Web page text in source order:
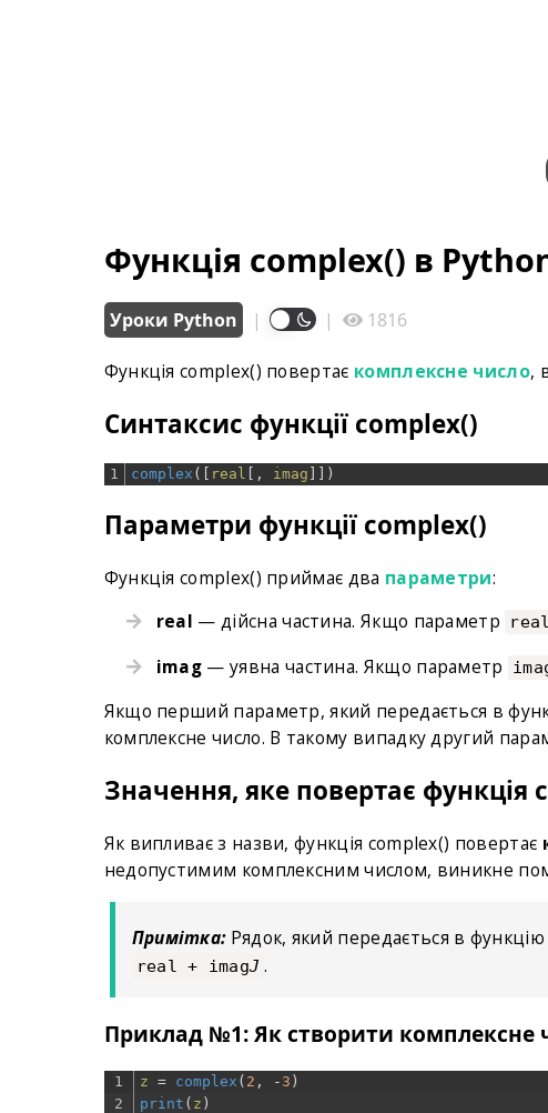
Функція complex() в
Уроки Python | | 1816
Функція complex() повертає комплексне число,
Синтаксис функції complex()
1 complex ( real , imag )
Параметри функції complex()
Функція complex() приймає два параметри:
real — дійсна частина. Якщо параметр real
imag — уявна частина. Якщо параметр
Якщо перший параметр, який передається в
комплексне число. В такому випадку другий
Значення, яке повертає функція
Як випливає з назви, функція complex() повертає
недопустимим комплексним числом, виникне
Примітка: Рядок, який передається в
real + imagJ .
Приклад №1: Як створити комплексне
1
2
z = complex ( 2 , - 3 )
print ( z )